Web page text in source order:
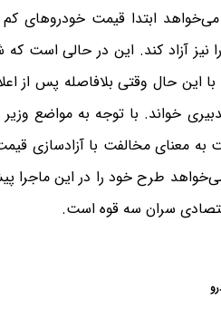
ابتدا قیمت خودروهای کم
این حال وقتی بلافاصله پس از
خواند. با توجه به مواضع
معنای مخالفت با آزادسازی
طرح خود را در این ماجرا
سران سه قوه است.